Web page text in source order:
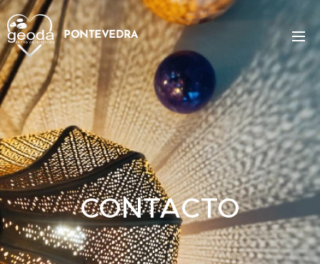
PONTEVEDRA
CONTACTO